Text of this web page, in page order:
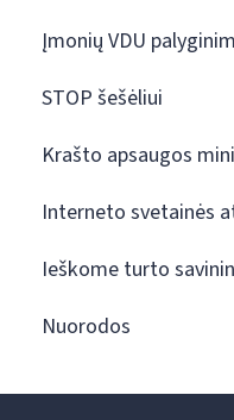
Įmonių VDU
STOP šešėliui
Krašto apsaugos
Interneto svetainės
Ieškome turto
Nuorodos